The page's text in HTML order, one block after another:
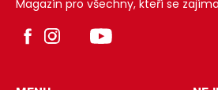
Magazín pro všechny, kteří se